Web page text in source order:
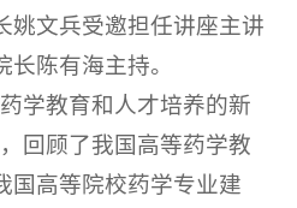
姚文兵受邀担任讲座主讲
陈有海主持。
学教育和人才培养的新
回顾了我国高等药学教
国高等院校药学专业建